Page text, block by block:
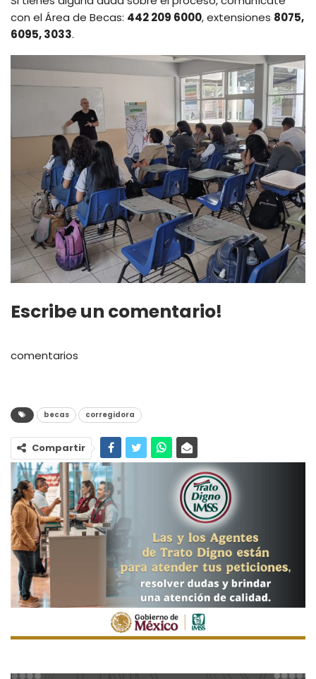
con el Área de Becas: 442 209 6000, extensiones 8075,
6095, 3033.
Escribe un comentario!
comentarios
becas corregidora
Compartir